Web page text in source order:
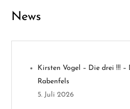
g
News
Kirsten Vogel – Die drei !!!
Rabenfels
5. Juli 2026